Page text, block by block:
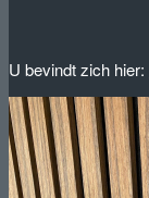
U bevindt zich hier: